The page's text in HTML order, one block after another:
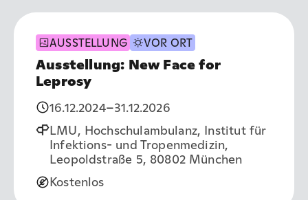
AUSSTELLUNG VOR ORT
Ausstellung: New Face for
Leprosy
16.12.2024–31.12.2026
LMU, Hochschulambulanz, Institut für
Infektions- und Tropenmedizin,
Leopoldstraße 5, 80802 München
Kostenlos